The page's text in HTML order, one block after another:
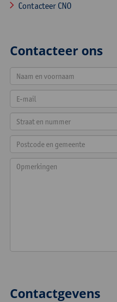
Contacteer CNO
Contacteer ons
Contactgevens